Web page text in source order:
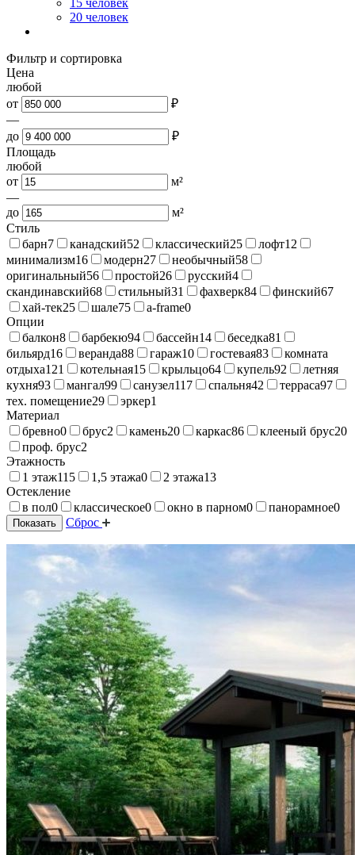
20 человек
Фильтр и сортировка
Цена
любой
от
₽
—
до
₽
Площадь
любой
от
м²
—
до
м²
Стиль
барн7 канадский52 классический25 лофт12
минимализм16 модерн27 необычный58
оригинальный56 простой26 русский4
скандинавский68 стильный31 фахверк84 финский67
хай-тек25 шале75 a-frame0
Опции
балкон8 барбекю94 бассейн14 беседка81
бильярд16 веранда88 гараж10 гостевая83
комната
отдыха121 котельная15 крыльцо64 купель92
летняя
кухня93 мангал99 санузел117 спальня42 терраса97
тех. помещение29 эркер1
Материал
бревно0 брус2 камень20 каркас86 клееный брус20
проф. брус2
Этажность
1 этаж115 1,5 этажа0 2 этажа13
Остекление
в пол0 классическое0 окно в парном0 панорамное0
Показать Сброс